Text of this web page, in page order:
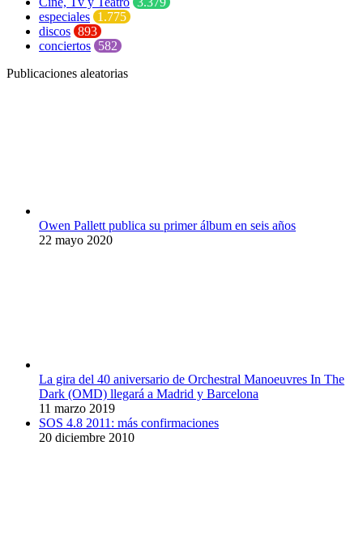
especiales 1.775
discos 893
conciertos 582
Publicaciones aleatorias
Owen Pallett publica su primer álbum en seis años
22 mayo 2020
La gira del 40 aniversario de Orchestral Manoeuvres In The
Dark (OMD) llegará a Madrid y Barcelona
11 marzo 2019
SOS 4.8 2011: más confirmaciones
20 diciembre 2010